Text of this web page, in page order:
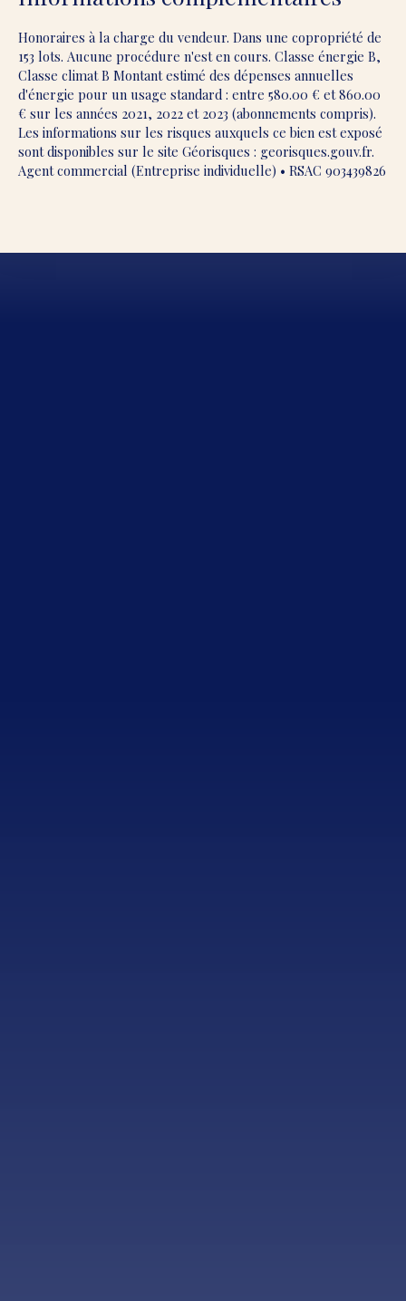
Honoraires à la charge du vendeur. Dans une copropriété de
153 lots. Aucune procédure n'est en cours. Classe énergie B,
Classe climat B Montant estimé des dépenses annuelles
d'énergie pour un usage standard : entre 580.00 € et 860.00
€ sur les années 2021, 2022 et 2023 (abonnements compris).
Les informations sur les risques auxquels ce bien est exposé
sont disponibles sur le site Géorisques : georisques.gouv.fr.
Agent commercial (Entreprise individuelle) • RSAC 903439826